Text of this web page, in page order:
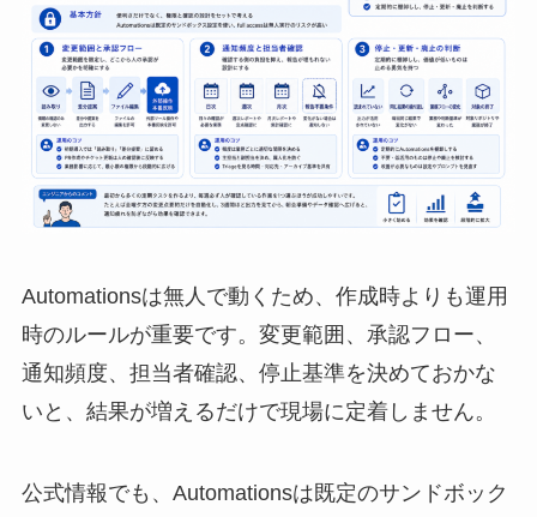
Automationsは無人で動くため、作成時よりも運用
時のルールが重要です。変更範囲、承認フロー、
通知頻度、担当者確認、停止基準を決めておかな
いと、結果が増えるだけで現場に定着しません。
公式情報でも、Automationsは既定のサンドボック